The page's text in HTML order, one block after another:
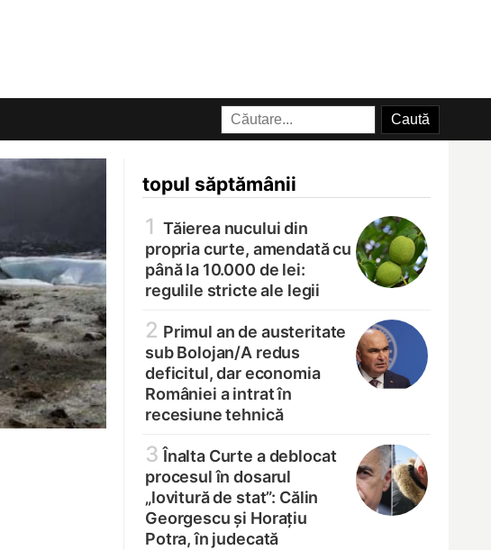
topul săptămânii
1 Tăierea nucului din
propria curte, amendată cu
până la 10.000 de lei:
regulile stricte ale legii
2 Primul an de austeritate
sub Bolojan/A redus
deficitul, dar economia
României a intrat în
recesiune tehnică
3 Înalta Curte a deblocat
procesul în dosarul
„lovitură de stat”: Călin
Georgescu și Horațiu
Potra, în judecată